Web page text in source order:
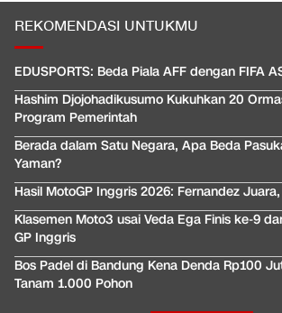
REKOMENDASI UNTUKMU
EDUSPORTS: Beda Piala AFF dengan FIFA
Hashim Djojohadikusumo Kukuhkan 20
Program Pemerintah
Berada dalam Satu Negara, Apa Beda
Yaman?
Hasil MotoGP Inggris 2026: Fernandez
Klasemen Moto3 usai Veda Ega Finis ke-9
GP Inggris
Bos Padel di Bandung Kena Denda Rp100
Tanam 1.000 Pohon